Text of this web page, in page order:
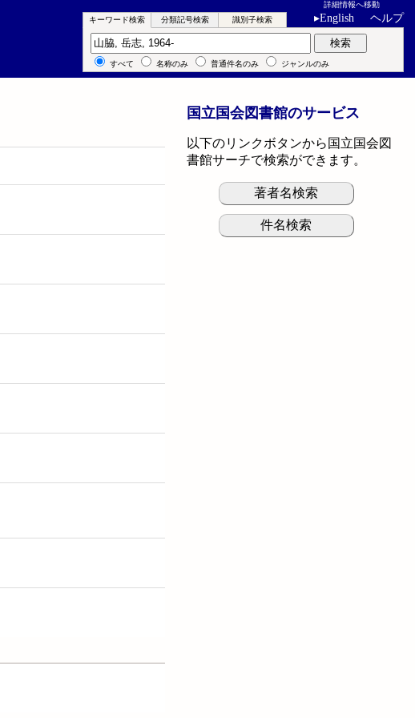
詳細情報へ移動
▸English ヘルプ
キーワード検索 分類記号検索 識別子検索
キーワード検索 検索
すべて 名称のみ 普通件名のみ ジャンルのみ
国立国会図書館のサービス
以下のリンクボタンから国立国会図
書館サーチで検索ができます。
著者名検索
件名検索